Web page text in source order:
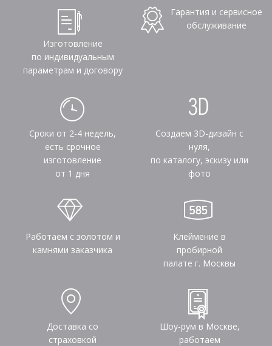
Изготовление
по индивидуальным
параметрам и договору
Гарантия и сервисное
обслуживание
Сроки от 2-4 недель,
есть срочное
изготовление
от 1 дня
Создаем 3D-дизайн с
нуля,
по каталогу, эскизу или
фото
Работаем с золотом и
камнями заказчика
Клеймение в
пробирной
палате г. Москвы
Доставка со
страховкой
Шоу-рум в Москве,
работаем